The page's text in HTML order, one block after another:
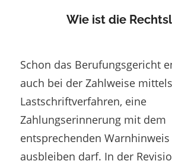
Wie ist die
Schon das Berufungsgericht
auch bei der Zahlweise mittels
Lastschriftverfahren, eine
Zahlungserinnerung mit dem
entsprechenden
ausbleiben darf. In der